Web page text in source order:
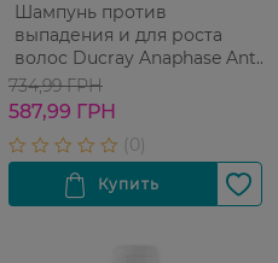
Шампунь против
выпадения и для роста
волос Ducray Anaphase Anti-
Hair Loss & Growth Shampoo
200 мл
734,99 ГРН
587,99 ГРН